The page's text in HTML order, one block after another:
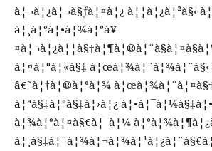
à¦¬à¦¿à¦¬à§ƒà¦¤à¦¿ à¦¦à¦¿à¦²à§‹
à¦¸à¦°à¦•à¦¾à¦°à¥
à¦¤à¦°à¦«à§‡ à¦œà¦¾à¦¨à¦¾à¦¨à§‹
â€˜à¦†à¦®à¦°à¦¾
à¦ªà§‡à¦°à§‡à¦›à¦¿
à¦¾à¦°à¦¤à§€à¦¯à¦¼